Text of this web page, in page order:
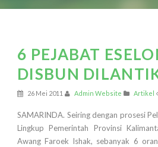
6 PEJABAT
DISBUN
26 Mei 2011 Admin Website Artikel
SAMARINDA. Seiring dengan prosesi
Lingkup Pemerintah Provinsi
Awang Faroek Ishak, sebanyak 6